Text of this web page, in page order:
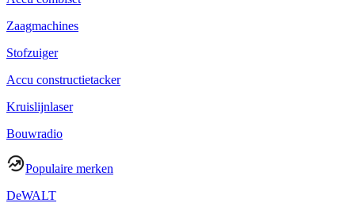
Zaagmachines
Stofzuiger
Accu constructietacker
Kruislijnlaser
Bouwradio
Populaire merken
DeWALT